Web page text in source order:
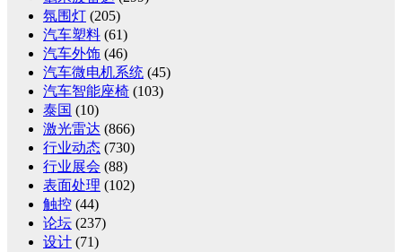
氛围灯 (205)
汽车塑料 (61)
汽车外饰 (46)
汽车微电机系统 (45)
汽车智能座椅 (103)
泰国 (10)
激光雷达 (866)
行业动态 (730)
行业展会 (88)
表面处理 (102)
触控 (44)
论坛 (237)
设计 (71)